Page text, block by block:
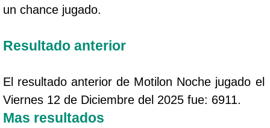
un chance jugado.
Resultado anterior
El resultado anterior de Motilon Noche jugado el
Viernes 12 de Diciembre del 2025 fue: 6911.
Mas resultados